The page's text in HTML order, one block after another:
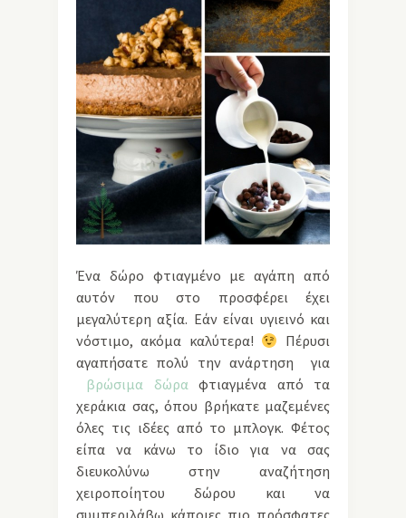
Ένα δώρο φτιαγμένο με αγάπη από
αυτόν που στο προσφέρει έχει
μεγαλύτερη αξία. Εάν είναι υγιεινό και
νόστιμο, ακόμα καλύτερα!
Πέρυσι
αγαπήσατε πολύ την ανάρτηση για
βρώσιμα δώραφτιαγμένα από τα
χεράκια σας, όπου βρήκατε μαζεμένες
όλες τις ιδέες από το μπλογκ. Φέτος
είπα να κάνω το ίδιο για να σας
διευκολύνω στην αναζήτηση
χειροποίητου δώρου και να